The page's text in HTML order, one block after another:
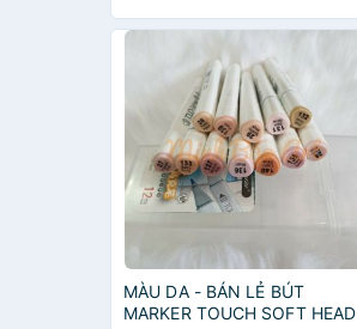
MÀU DA - BÁN LẺ BÚT
MARKER TOUCH SOFT HEAD